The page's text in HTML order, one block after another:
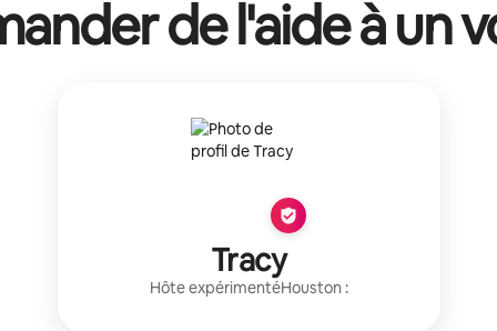
de l'aide à un
Tracy
Hôte expérimentéHouston: